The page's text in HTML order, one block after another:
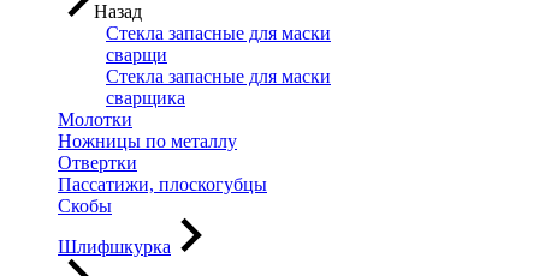
Назад
Стекла запасные для маски
сварщи
Стекла запасные для маски
сварщика
Молотки
Ножницы по металлу
Отвертки
Пассатижи, плоскогубцы
Скобы
Шлифшкурка